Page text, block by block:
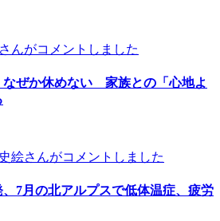
んがコメントしました
なぜか休めない 家族との「心地よ
絵さんがコメントしました
7月の北アルプスで低体温症、疲労